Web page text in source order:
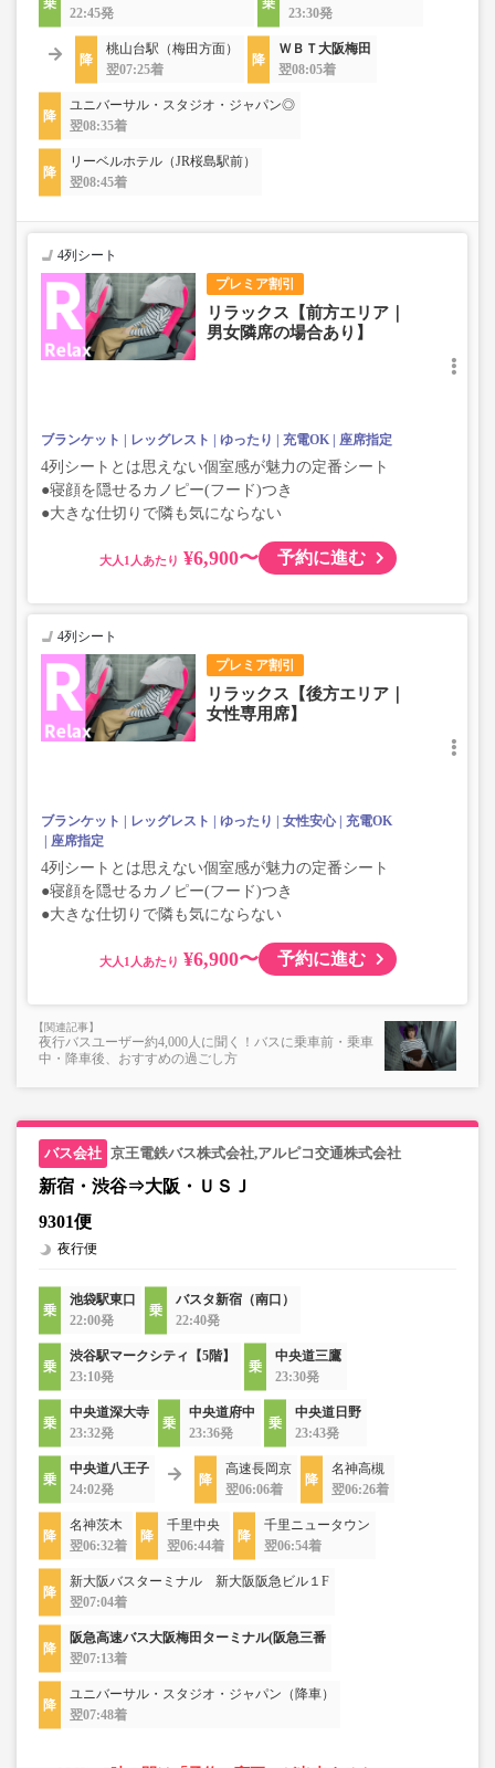
22:45発 23:30発
桃山台駅（梅田方面）
翌07:25着
ＷＢＴ大阪梅田
翌08:05着
ユニバーサル・スタジオ・ジャパン◎
翌08:35着
リーベルホテル（JR桜島駅前）
翌08:45着
プレミア割引
4列シート
リラックス【前方エリア｜
男女隣席の場合あり】
ブランケット レッグレスト ゆったり 充電OK 座席指定
4列シートとは思えない個室感が魅力の定番シート
●寝顔を隠せるカノピー(フード)つき
●大きな仕切りで隣も気にならない
大人 ¥6,900〜 予約に進む
プレミア割引
4列シート
リラックス【後方エリア｜
女性専用席】
ブランケット レッグレスト ゆったり 女性安心
充電OK
座席指定
4列シートとは思えない個室感が魅力の定番シート
●寝顔を隠せるカノピー(フード)つき
●大きな仕切りで隣も気にならない
大人 ¥6,900〜 予約に進む
夜行バスユーザー約4,000人に聞く！バスに乗車前・乗車
中・降車後、おすすめの過ごし方
京王電鉄バス株式会社,アルピコ交通株式会社
新宿・渋谷⇒大阪・ＵＳＪ
9301便
夜行便
池袋駅東口
22:00発
バスタ新宿（南口）
22:40発
渋谷駅マークシティ【5階】
23:10発
中央道三鷹
23:30発
中央道深大寺
23:32発
中央道府中
23:36発
中央道日野
23:43発
中央道八王子
24:02発
高速長岡京
翌06:06着
名神高槻
翌06:26着
名神茨木
翌06:32着
千里中央
翌06:44着
千里ニュータウン
翌06:54着
新大阪バスターミナル 新大阪阪急ビル１F
翌07:04着
阪急高速バス大阪梅田ターミナル(阪急三番
翌07:13着
ユニバーサル・スタジオ・ジャパン（降車）
翌07:48着